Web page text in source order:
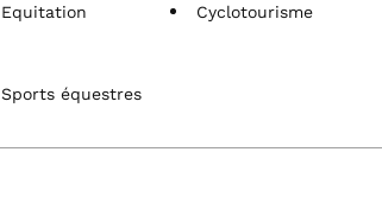
Equitation Cyclotourisme
Sports équestres